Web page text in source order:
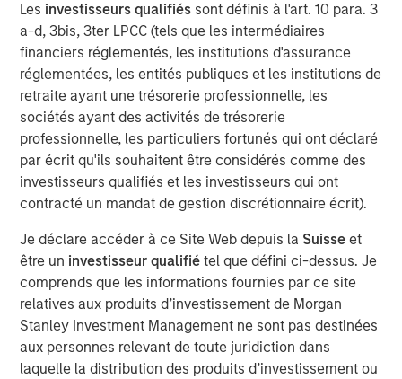
Les investisseurs qualifiés sont définis à l'art. 10 para. 3
a-d, 3bis, 3ter LPCC (tels que les intermédiaires
financiers réglementés, les institutions d'assurance
réglementées, les entités publiques et les institutions de
retraite ayant une trésorerie professionnelle, les
sociétés ayant des activités de trésorerie
professionnelle, les particuliers fortunés qui ont déclaré
par écrit qu'ils souhaitent être considérés comme des
investisseurs qualifiés et les investisseurs qui ont
contracté un mandat de gestion discrétionnaire écrit).
Je déclare accéder à ce Site Web depuis la Suisse et
être un investisseur qualifiétel que défini ci-dessus. Je
comprends que les informations fournies par ce site
relatives aux produits d’investissement de Morgan
Stanley Investment Management ne sont pas destinées
aux personnes relevant de toute juridiction dans
laquelle la distribution des produits d’investissement ou
Headquartered in Atlanta, GA, World 50 is a provider of
private peer communities that enable over 1,700 senior
level executives at globally respected organizations to
discover better ideas, share valuable experiences and
build relationships with true peers. Executives at the
world’s leading companies trust World 50 to facilitate
collaboration, conversation, and counsel on the topics
most crucial to leading, transforming and growing
modern enterprises. Membership is by invitation only.
Management, who have been with the company since
inception and rolled a substantial amount of their
proceeds in this transaction, chose MSCP after a robust
process given (i) the value-added partnership approach,
(ii) strong track record of growing middle market
businesses and (iii) the ability to access the global
resources and relationships of Morgan Stanley.